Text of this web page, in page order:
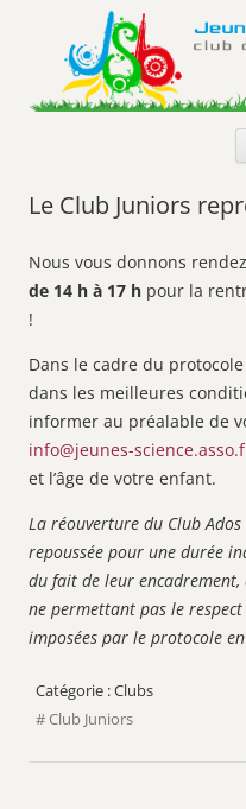
Jeunes-
Club de loisirs scientifiques
Le Club Juniors
Nous vous donnons
de 14 h à 17 h pour la
!
Dans le cadre du
dans les meilleures
informer au préalable de
info@jeunes-
et l’âge de votre enfant.
La réouverture du Club
repoussée pour une durée
du fait de leur
ne permettant pas le
imposées par le protocole
Clubs
Club Juniors